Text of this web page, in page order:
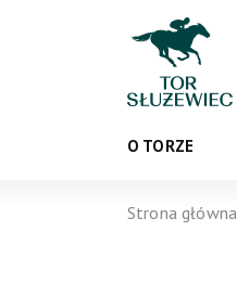
O TORZE
Strona główna